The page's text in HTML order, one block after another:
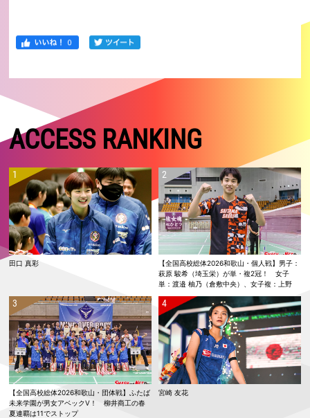
ACCESS RANKING
田口 真彩
【全国高校総体2026和歌山・個人戦】男子：
萩原 駿希（埼玉栄）が単・複2冠！ 女子
単：渡邉 柚乃（倉敷中央）、女子複：上野
覇！
【全国高校総体2026和歌山・団体戦】ふたば
未来学園が男女アベックV！ 柳井商工の春
夏連覇は11でストップ
宮崎 友花